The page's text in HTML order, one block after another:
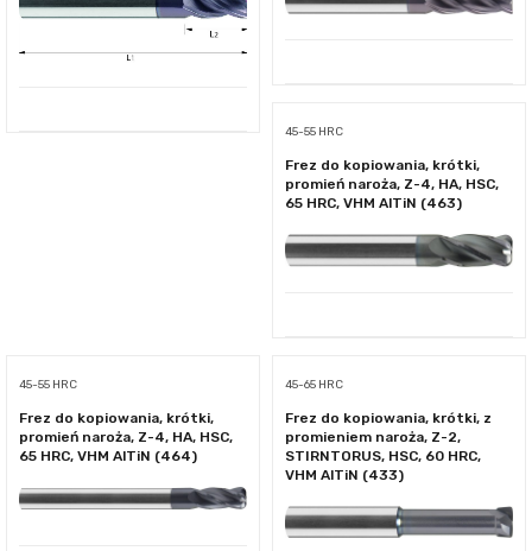
45-55 HRC
Frez do kopiowania, krótki,
promień naroża, Z-4, HA, HSC,
65 HRC, VHM AlTiN (463)
45-55 HRC
Frez do kopiowania, krótki,
promień naroża, Z-4, HA, HSC,
65 HRC, VHM AlTiN (464)
45-65 HRC
Frez do kopiowania, krótki, z
promieniem naroża, Z-2,
STIRNTORUS, HSC, 60 HRC,
VHM AlTiN (433)